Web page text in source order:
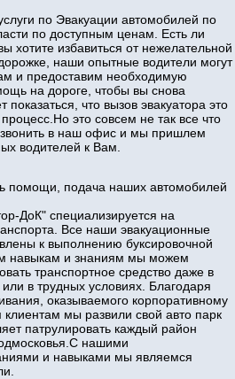
по Эвакуации автомобилей по
по доступным ценам. Есть ли
хотите избавиться от нежелательной
наши опытные водители могут
и предоставим необходимую
на дороге, чтобы вы снова
показаться, что вызов эвакуатора это
это совсем не так все что
в наш офис и мы пришлем
водителей к Вам.
помощи, подача наших автомобилей
ДоК" специализируется на
Все наши эвакуационные
к выполнению буксировочной
навыкам и знаниям мы можем
транспортное средство даже в
в трудных условиях. Благодаря
оказываемого корпоративному
клиентам мы развили свой авто парк
патрулировать каждый район
нашими
и навыками мы являемся